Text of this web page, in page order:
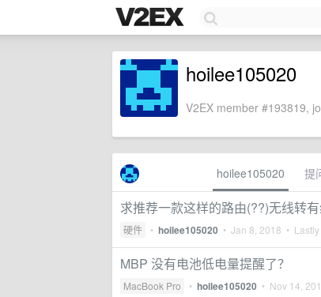
hoilee105020
V2EX member #193819,
hoilee105020 提
求推荐一款这样的路由(??)无线转
硬件 • hoilee105020 • Jan 8, 2018 •
MBP 没有电池低电量提醒了？
MacBook Pro • hoilee105020 • Nov 14,